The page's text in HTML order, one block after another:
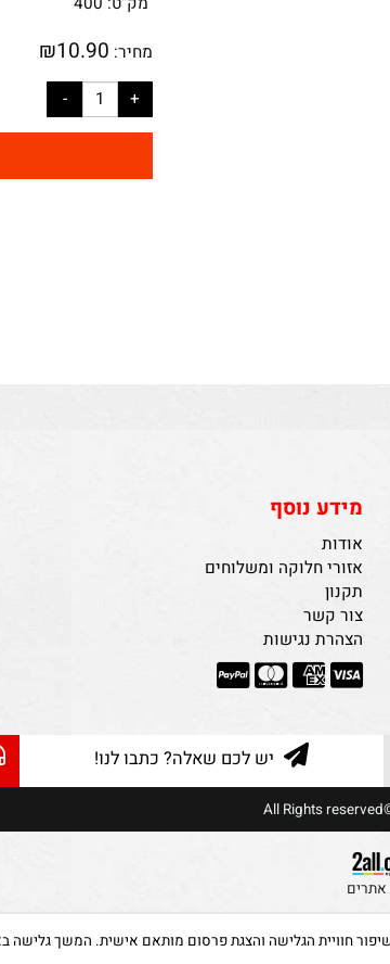
₪10.90
מידע נוסף
אודות
אזורי חלוקה ומשלוחים
תקנון
צור קשר
הצהרת נגישות
יש לכם שאלה? כתבו לנו!